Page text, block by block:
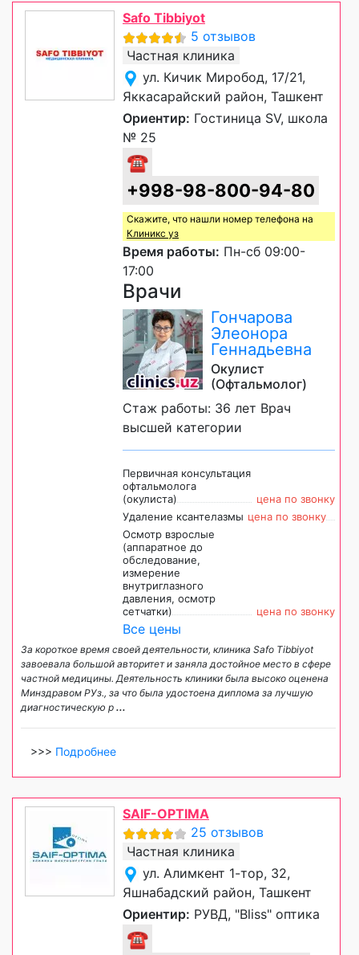
Safo Tibbiyot
5 отзывов
Частная клиника
ул. Кичик Миробод, 17/21,
Яккасарайский район, Ташкент
Ориентир: Гостиница SV, школа
№ 25
☎
+998-98-800-94-80
Скажите, что нашли номер телефона на
Клиникс уз
Время работы: Пн-сб 09:00-
17:00
Врачи
Гончарова
Элеонора
Геннадьевна
Окулист
(Офтальмолог)
Стаж работы: 36 лет Врач
высшей категории
Первичная консультация
офтальмолога
(окулиста)
цена по звонку
Удаление ксантелазмы цена по звонку
Осмотр взрослые
(аппаратное до
обследование,
измерение
внутриглазного
давления, осмотр
сетчатки)
цена по звонку
Все цены
За короткое время своей деятельности, клиника Safo Tibbiyot
завоевала большой авторитет и заняла достойное место в сфере
частной медицины. Деятельность клиники была высоко оценена
Минздравом РУз., за что была удостоена диплома за лучшую
диагностическую р ...
>>> Подробнее
SAIF-OPTIMA
25 отзывов
Частная клиника
ул. Алимкент 1-тор, 32,
Яшнабадский район, Ташкент
Ориентир: РУВД, "Bliss" оптика
☎